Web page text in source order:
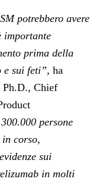
potrebbero avere
importante
prima della
e sui feti”, ha
Chief
persone
corso,
sui
in molti